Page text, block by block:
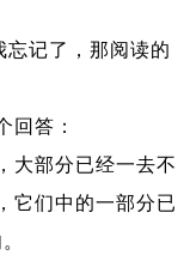
忘记了，那阅读的
回答：
大部分已经一去不
它们中的一部分已